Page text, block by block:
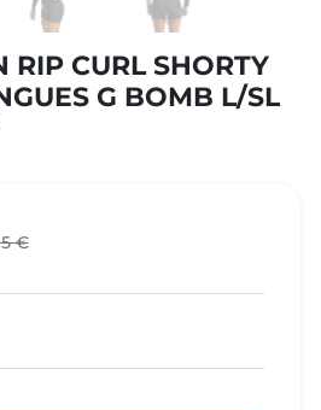
RIP CURL SHORTY
G BOMB L/SL
€